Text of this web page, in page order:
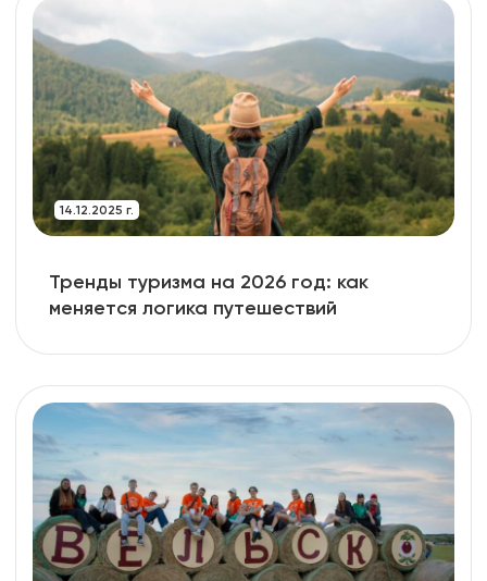
14.12.2025 г.
Тренды туризма на 2026 год: как
меняется логика путешествий